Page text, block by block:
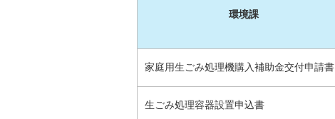
環境課
家庭用生ごみ処理機購入補助金交付申請書
生ごみ処理容器設置申込書